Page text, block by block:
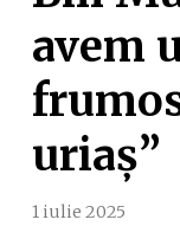
avem
uriaș”
1 iulie 2025